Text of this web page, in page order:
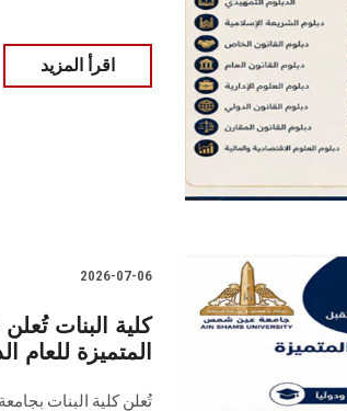
اقرأ المزيد
2026-07-06
كلية البنات
المتميزة للعام
تُعلن كلية البنات